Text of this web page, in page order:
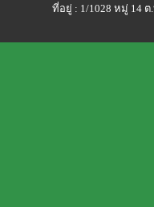
ที่อยู่ : 1/1028 หมู่ 14 ต.